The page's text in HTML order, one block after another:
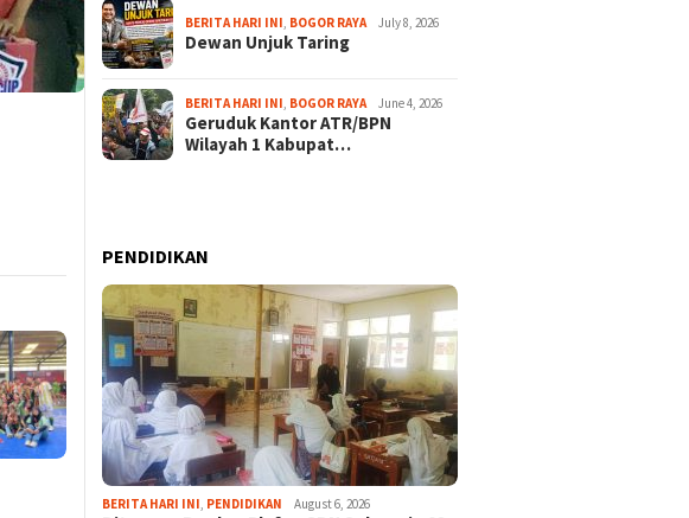
BERITA HARI INI BOGOR RAYA July 8, 2026
Dewan Unjuk Taring
BERITA HARI INI BOGOR RAYA June 4, 2026
Geruduk Kantor ATR/BPN
Wilayah 1 Kabupat…
PENDIDIKAN
BERITA HARI INI PENDIDIKAN August 6, 2026